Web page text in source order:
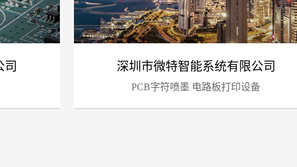
深圳市微特智能系统有限公司
PCB字符喷墨 电路板打印设备